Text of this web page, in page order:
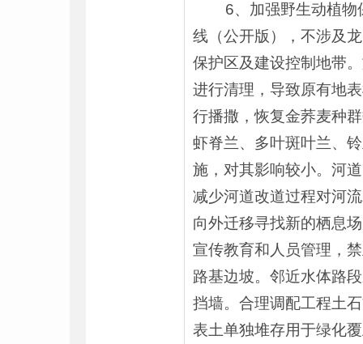
6、加强野生动植物保
线（公开版），不涉及
保护区及建设控制地带
进行清理，导致原有地
行播撒，恢复金荞麦种
虾脊兰、多叶斑叶兰、
施，对其影响较小。河
减少河道改道过程对河
向外迁移寻找新的栖息
宣传教育和人员管理，
路基边坡。邻近水体路
挡墙。合理调配工程土
表土单独堆存用于绿化